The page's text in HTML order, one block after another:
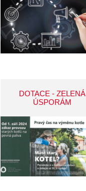
DOTACE - ZELENÁ
ÚSPORÁM